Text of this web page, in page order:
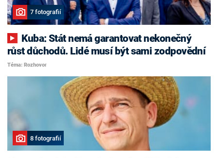
7 fotografií
růst důchodů. Lidé musí být sami zodpovědní
Téma: Rozhovor
8 fotografií